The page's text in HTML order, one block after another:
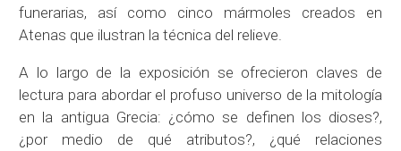
funerarias, así como cinco mármoles creados en
Atenas que ilustran la técnica del relieve.
A lo largo de la exposición se ofrecieron claves de
lectura para abordar el profuso universo de la mitología
en la antigua Grecia: ¿cómo se definen los dioses?,
¿por medio de qué atributos?, ¿qué relaciones